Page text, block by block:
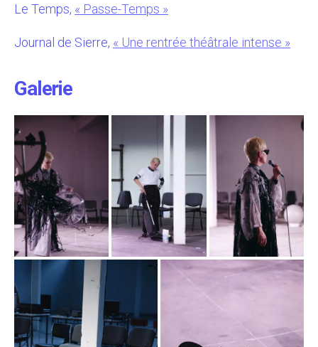
Le Temps, « Passe-Temps »
Journal de Sierre, « Une rentrée théâtrale intense »
Galerie